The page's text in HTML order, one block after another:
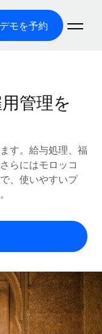
デモを予約
に
、管理
ションと支払スピー
管理を
す。給与処理、福
らにはモロッコ
、使いやすいプ